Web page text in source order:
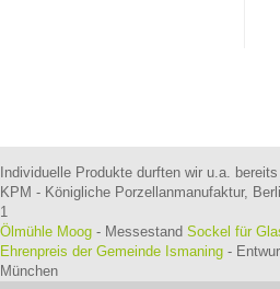
Individuelle Produkte durften wir u.a.
KPM - Königliche Porzellanmanufaktur,
1
Ölmühle Moog - Messestand Sockel für
Ehrenpreis der Gemeinde Ismaning -
München